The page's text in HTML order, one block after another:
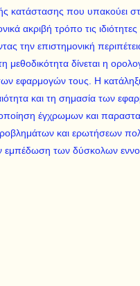
κατάστασης που υπακούει
ακριβή τρόπο τις
την επιστημονική
δίνεται η
των εφαρμογών τους. H
και τη σημασία των
έγχρωμων και
και ερωτήσεων
εμπέδωση των δύσκολων